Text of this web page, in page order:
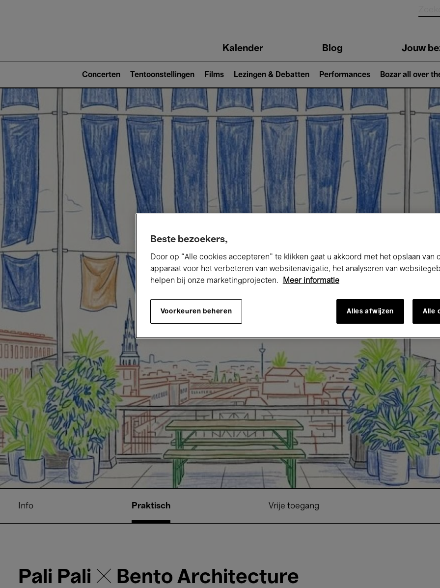
navigationKalender Blog Jouw
2)
Concerten Tentoonstellingen Films Lezingen & Debatten Performances Bozar all over
Info Praktisch Vrije toegang
Pali Pali ✕ Bento Architecture
Beste bezoekers,
Door op “Alle cookies accepteren” te klikken gaat u akkoord met het opslaan van
apparaat voor het verbeteren van websitenavigatie, het analyseren van
helpen bij onze marketingprojecten.
Meer informatie
Voorkeuren beheren Alles afwijzen Alle